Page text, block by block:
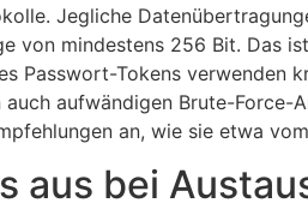
Jegliche
von mindestens 256 Bit. Das
Passwort-Tokens verwenden
aufwändigen Brute-Force-
an, wie sie etwa
aus bei